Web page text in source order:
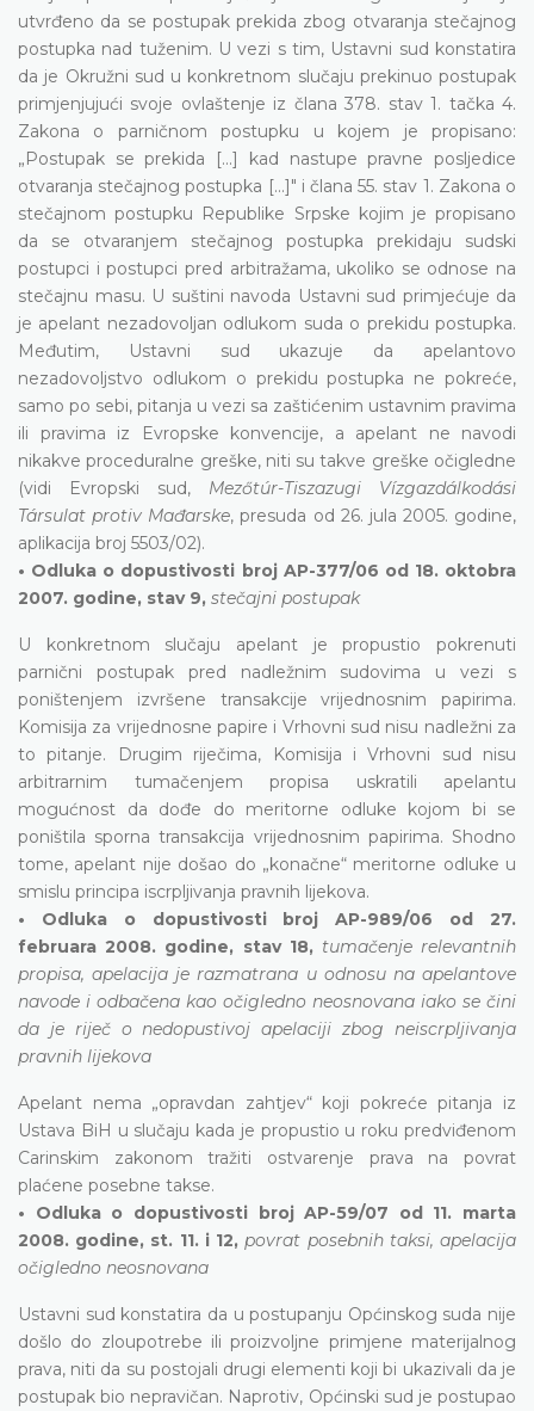
utvrđeno da se postupak prekida zbog otvaranja stečajnog
postupka nad tuženim. U vezi s tim, Ustavni sud konstatira
da je Okružni sud u konkretnom slučaju prekinuo postupak
primjenjujući svoje ovlaštenje iz člana 378. stav 1. tačka 4.
Zakona o parničnom postupku u kojem je propisano:
„Postupak se prekida [...] kad nastupe pravne posljedice
otvaranja stečajnog postupka [...]" i člana 55. stav 1. Zakona o
stečajnom postupku Republike Srpske kojim je propisano
da se otvaranjem stečajnog postupka prekidaju sudski
postupci i postupci pred arbitražama, ukoliko se odnose na
stečajnu masu. U suštini navoda Ustavni sud primjećuje da
je apelant nezadovoljan odlukom suda o prekidu postupka.
Međutim, Ustavni sud ukazuje da apelantovo
nezadovoljstvo odlukom o prekidu postupka ne pokreće,
samo po sebi, pitanja u vezi sa zaštićenim ustavnim pravima
ili pravima iz Evropske konvencije, a apelant ne navodi
nikakve proceduralne greške, niti su takve greške očigledne
(vidi Evropski sud, Mezőtúr-Tiszazugi Vízgazdálkodási
Társulat protiv Mađarske, presuda od 26. jula 2005. godine,
aplikacija broj 5503/02).
• Odluka o dopustivosti broj AP-377/06 od 18. oktobra
2007. godine, stav 9, stečajni postupak
U konkretnom slučaju apelant je propustio pokrenuti
parnični postupak pred nadležnim sudovima u vezi s
poništenjem izvršene transakcije vrijednosnim papirima.
Komisija za vrijednosne papire i Vrhovni sud nisu nadležni za
to pitanje. Drugim riječima, Komisija i Vrhovni sud nisu
arbitrarnim tumačenjem propisa uskratili apelantu
mogućnost da dođe do meritorne odluke kojom bi se
poništila sporna transakcija vrijednosnim papirima. Shodno
tome, apelant nije došao do „konačne“ meritorne odluke u
smislu principa iscrpljivanja pravnih lijekova.
• Odluka o dopustivosti broj AP-989/06 od 27.
februara 2008. godine, stav 18, tumačenje relevantnih
propisa, apelacija je razmatrana u odnosu na apelantove
navode i odbačena kao očigledno neosnovana iako se čini
da je riječ o nedopustivoj apelaciji zbog neiscrpljivanja
pravnih lijekova
Apelant nema „opravdan zahtjev“ koji pokreće pitanja iz
Ustava BiH u slučaju kada je propustio u roku predviđenom
Carinskim zakonom tražiti ostvarenje prava na povrat
plaćene posebne takse.
• Odluka o dopustivosti broj AP-59/07 od 11. marta
2008. godine, st. 11. i 12,povrat posebnih taksi, apelacija
očigledno neosnovana
Ustavni sud konstatira da u postupanju Općinskog suda nije
došlo do zloupotrebe ili proizvoljne primjene materijalnog
prava, niti da su postojali drugi elementi koji bi ukazivali da je
postupak bio nepravičan. Naprotiv, Općinski sud je postupao